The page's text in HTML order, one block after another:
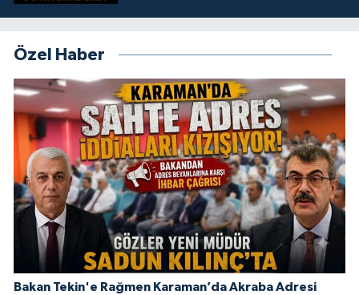
Özel Haber
Bakan Tekin'e Rağmen Karaman’da Akraba Adresi